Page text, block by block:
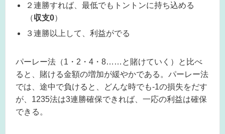
２連勝すれば、最低でもトントンに持ち込める
（収支0）
３連勝以上して、利益がでる
パーレー法（1・2・4・8……と賭けていく）と比べ
ると、賭ける金額の増加が緩やかである。パーレー法
では、途中で負けると、どんな時でも-1の損失をだす
が、1235法は3連勝確保できれば、一応の利益は確保
できる。